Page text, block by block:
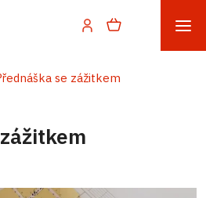
se zážitkem